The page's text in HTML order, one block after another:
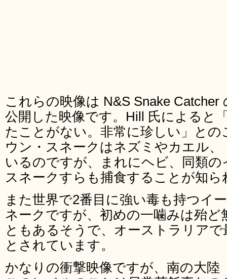
これらの映像は N&S Snake Catcher
公開した映像です。Hill 氏によると
たことがない。非常に珍しい」と
ウン・スネークはネズミやカエル
いるのですが、まれにヘビ、同類
スネークすらも捕食することが知
また世界で2番目に強い毒も持つイ
ネークですが、初めの一噛みは殆
ともあるそうで、オーストラリア
とされています。
かなりの衝撃映像ですが、南の大陸